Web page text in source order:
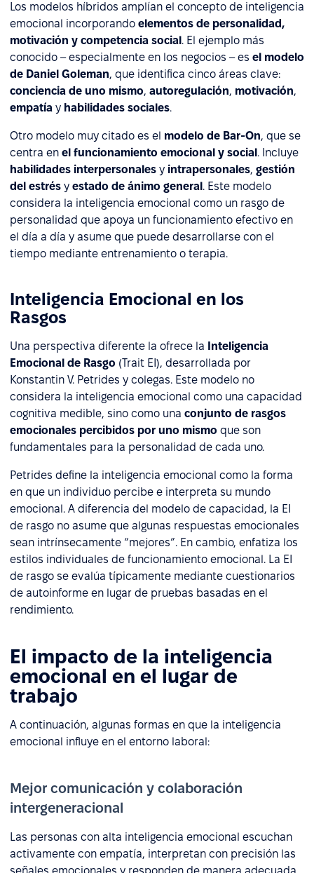
Los modelos híbridos amplían el concepto de inteligencia
emocional incorporando elementos de personalidad,
motivación y competencia social. El ejemplo más
conocido – especialmente en los negocios – es el modelo
de Daniel Goleman, que identifica cinco áreas clave:
conciencia de uno mismo, autoregulación, motivación,
empatía y habilidades sociales.
Otro modelo muy citado es el modelo de Bar-On, que se
centra en el funcionamiento emocional y social. Incluye
habilidades interpersonales y intrapersonales, gestión
del estrés y estado de ánimo general. Este modelo
considera la inteligencia emocional como un rasgo de
personalidad que apoya un funcionamiento efectivo en
el día a día y asume que puede desarrollarse con el
tiempo mediante entrenamiento o terapia.
Inteligencia Emocional en los
Rasgos
Una perspectiva diferente la ofrece la
Inteligencia
Emocional de Rasgo (Trait EI), desarrollada por
Konstantin V. Petrides y colegas. Este modelo no
considera la inteligencia emocional como una capacidad
cognitiva medible, sino como una conjunto de rasgos
emocionales percibidos por uno mismo que son
fundamentales para la personalidad de cada uno.
Petrides define la inteligencia emocional como la forma
en que un individuo percibe e interpreta su mundo
emocional. A diferencia del modelo de capacidad, la EI
de rasgo no asume que algunas respuestas emocionales
sean intrínsecamente “mejores”. En cambio, enfatiza los
estilos individuales de funcionamiento emocional. La EI
de rasgo se evalúa típicamente mediante cuestionarios
de autoinforme en lugar de pruebas basadas en el
rendimiento.
El impacto de la inteligencia
emocional en el lugar de
trabajo
A continuación, algunas formas en que la inteligencia
emocional influye en el entorno laboral:
Mejor comunicación y colaboración
intergeneracional
Las personas con alta inteligencia emocional escuchan
activamente con empatía, interpretan con precisión las
señales emocionales y responden de manera adecuada